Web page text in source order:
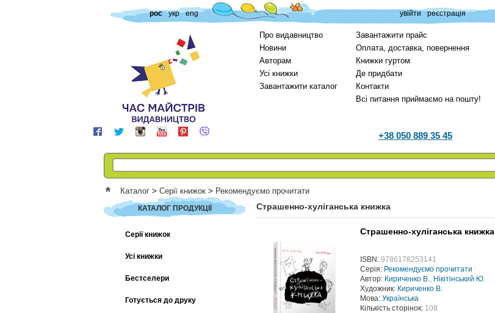
рос укр eng увійти реєстрація
Про видавництво
Новини
Авторам
Усі книжки
Завантажити каталог
Завантажити прайс
Оплата, доставка, повернення
Книжки гуртом
Де придбати
Контакти
Всі питання приймаємо на пошту!
+38 050 889 35 45
Каталог > Серії книжок > Рекомендуємо прочитати
КАТАЛОГ ПРОДУКЦІЇ
Серії книжок
Усі книжки
Бестселери
Готується до друку
Страшенно-хуліганська книжка
Страшенно-хуліганська книжка
ISBN: 9786178253141
Серія: Рекомендуємо прочитати
Автор: Кириченко В., Нікітінський Ю.
Художник: Кириченко В.
Мова: Українська
Кількість сторінок: 108